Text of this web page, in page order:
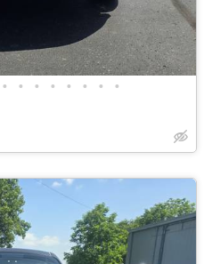
• • • • • • • •